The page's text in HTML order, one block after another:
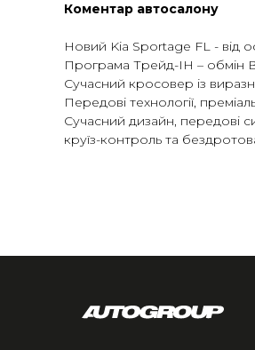
Коментар автосалону
Новий Kia Sportage FL - від
Програма Трейд-ІН – обмін
Сучасний кросовер із
Передові технології,
Сучасний дизайн, передові
круїз-контроль та